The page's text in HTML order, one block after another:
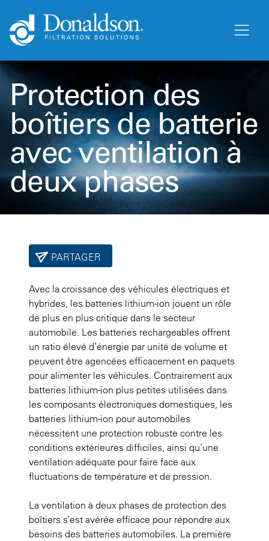
Protection des
boîtiers de batterie
avec ventilation à
deux phases
PARTAGER
Avec la croissance des véhicules électriques et
hybrides, les batteries lithium-ion jouent un rôle
de plus en plus critique dans le secteur
automobile. Les batteries rechargeables offrent
un ratio élevé d’énergie par unité de volume et
peuvent être agencées efficacement en paquets
pour alimenter les véhicules. Contrairement aux
batteries lithium-ion plus petites utilisées dans
les composants électroniques domestiques, les
batteries lithium-ion pour automobiles
nécessitent une protection robuste contre les
conditions extérieures difficiles, ainsi qu’une
ventilation adéquate pour faire face aux
fluctuations de température et de pression.
La ventilation à deux phases de protection des
boîtiers s’est avérée efficace pour répondre aux
besoins des batteries automobiles. La première